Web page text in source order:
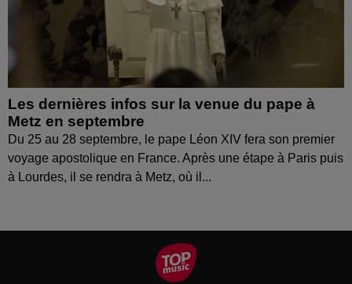
Les dernières infos sur la venue du pape à
Metz en septembre
Du 25 au 28 septembre, le pape Léon XIV fera son premier
voyage apostolique en France. Après une étape à Paris puis
à Lourdes, il se rendra à Metz, où il...